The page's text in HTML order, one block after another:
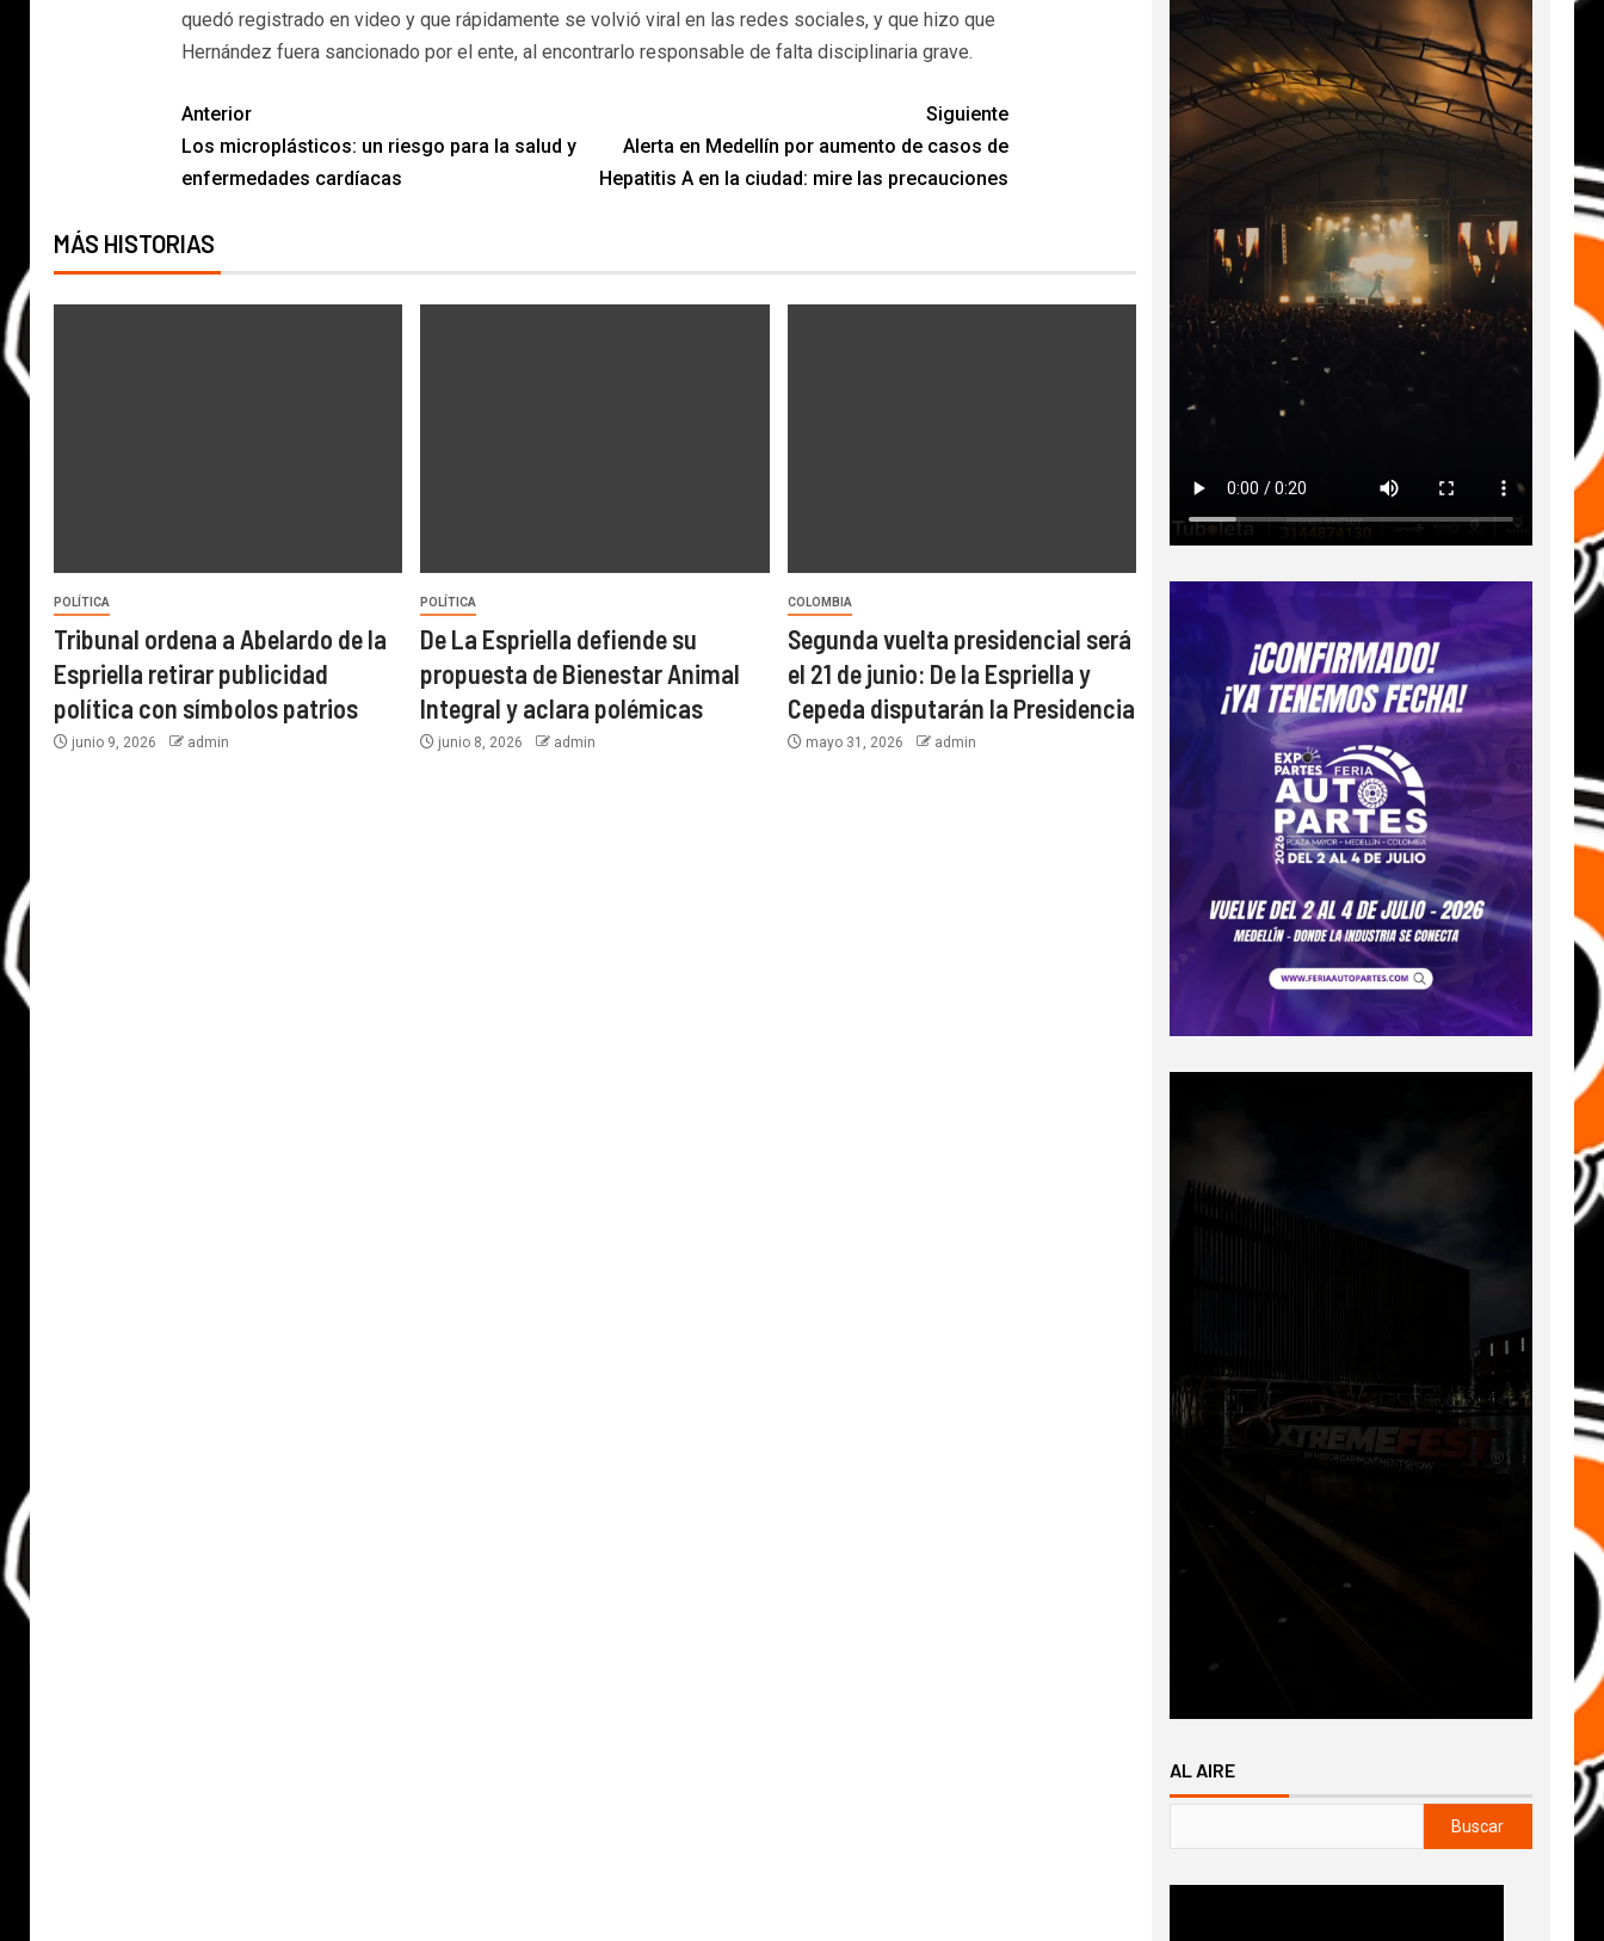
quedó registrado en video y que rápidamente se volvió viral en las redes sociales, y que hizo que
Hernández fuera sancionado por el ente, al encontrarlo responsable de falta disciplinaria grave.
Anterior
Los microplásticos: un riesgo para la salud y
enfermedades cardíacas
Siguiente
Alerta en Medellín por aumento de casos de
Hepatitis A en la ciudad: mire las precauciones
MÁS HISTORIAS
POLÍTICA
Tribunal ordena a Abelardo de la
Espriella retirar publicidad
política con símbolos patrios
junio 9, 2026 admin
POLÍTICA
De La Espriella defiende su
propuesta de Bienestar Animal
Integral y aclara polémicas
junio 8, 2026 admin
COLOMBIA
Segunda vuelta presidencial será
el 21 de junio: De la Espriella y
Cepeda disputarán la Presidencia
mayo 31, 2026 admin
AL AIRE
Buscar